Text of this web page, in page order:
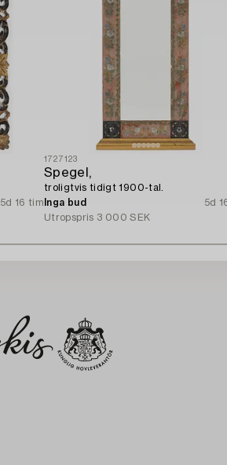
5d 16 tim
1727123
Spegel,
troligtvis tidigt 1900-tal.
Inga bud
5d
Utropspris 3 000 SEK